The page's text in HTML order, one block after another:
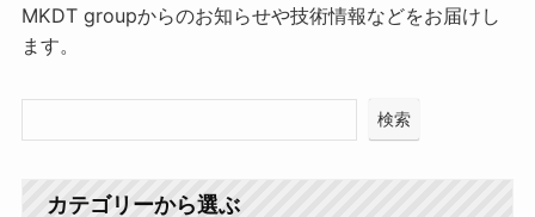
MKDT groupからのお知らせや技術情報などをお届けし
ます。
検索
カテゴリーから選ぶ